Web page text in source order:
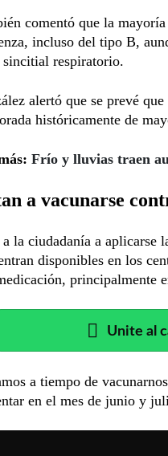
comentó que la
incluso del tipo B,
respiratorio.
alertó que se prevé
históricamente de
Frío y lluvias traen
a vacunarse
la ciudadanía a aplicarse
disponibles en los
principalmente
Unite al
a tiempo de
en el mes de junio y